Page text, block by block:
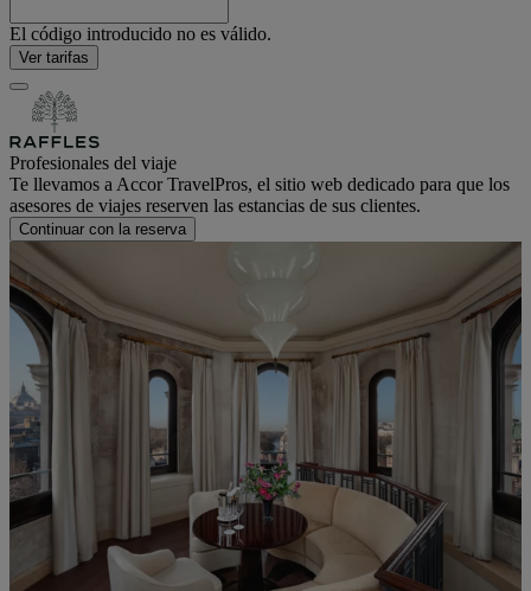
El código introducido no es válido.
Ver tarifas
Profesionales del viaje
Te llevamos a Accor TravelPros, el sitio web dedicado para que los
asesores de viajes reserven las estancias de sus clientes.
Continuar con la reserva